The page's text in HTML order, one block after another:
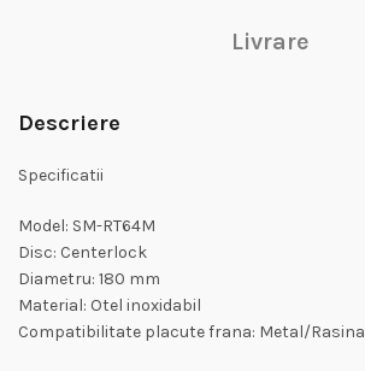
Livrare
Descriere
Specificatii
Model: SM-RT64M
Disc: Centerlock
Diametru: 180 mm
Material: Otel inoxidabil
Compatibilitate placute frana: Metal/Rasina